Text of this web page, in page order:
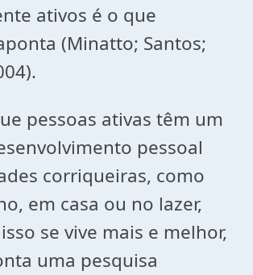
ativos é o que
(Minatto; Santos;
pessoas ativas têm um
pessoal
corriqueiras, como
em casa ou no lazer,
se vive mais e melhor,
uma pesquisa